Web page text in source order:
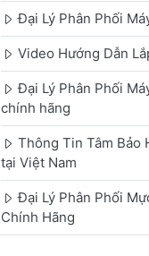
Đại Lý Phân Phối
Video Hướng Dẫn
Đại Lý Phân Phối
chính hãng
Thông Tin Tâm Bảo
tại Việt Nam
Đại Lý Phân Phối
Chính Hãng